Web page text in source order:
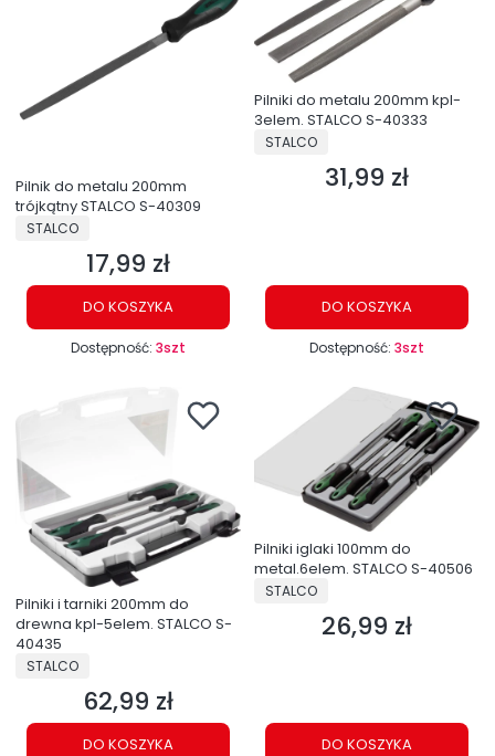
Pilnik do metalu 200mm
trójkątny STALCO S-40309
PRODUCENT
STALCO
Cena
17,99 zł
DO KOSZYKA
Dostępność: 3szt
Pilniki do metalu 200mm kpl-
3elem. STALCO S-40333
PRODUCENT
STALCO
Cena
31,99 zł
DO KOSZYKA
Dostępność: 3szt
Pilniki i tarniki 200mm do
drewna kpl-5elem. STALCO S-
40435
PRODUCENT
STALCO
Cena
62,99 zł
DO KOSZYKA
Pilniki iglaki 100mm do
metal.6elem. STALCO S-40506
PRODUCENT
STALCO
Cena
26,99 zł
DO KOSZYKA